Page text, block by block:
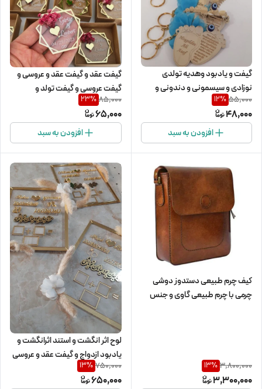
گیفت و یادبود وهدیه تولدی
نوزادی و سیسمونی و دندونی و
گیفت آیه الکرسی
55,000
12%
48,000
افزودن به سبد
گیفت عقد و گیفت عقد و عروسی و
گیفت عروسی و گیفت تولد و
سیسمونی وگیفت دندونی و گیفت
نوزادی
85,000
23%
65,000
افزودن به سبد
کیف چرم طبیعی دستدوز دوشی
چرمی با چرم طبیعی گاوی و جنس
3,800,000
13%
3,300,000
لوح اثر انگشت و استند اثرانگشت و
یادبود ازدواج و گیفت عقد و عروسی
با حک مشخصات عروس و داماد
750,000
13%
650,000